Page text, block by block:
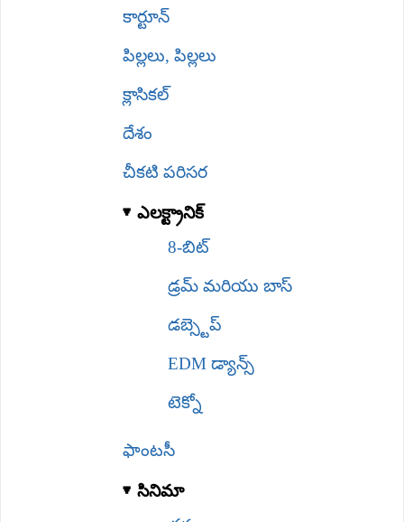
కార్టూన్
పిల్లలు, పిల్లలు
క్లాసికల్
దేశం
చీకటి పరిసర
ఎలక్ట్రానిక్
8-బిట్
డ్రమ్ మరియు బాస్
డబ్స్టెప్
EDM డ్యాన్స్
టెక్నో
ఫాంటసీ
సినిమా